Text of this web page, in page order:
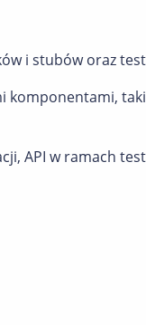
i stubów oraz
API w ramach